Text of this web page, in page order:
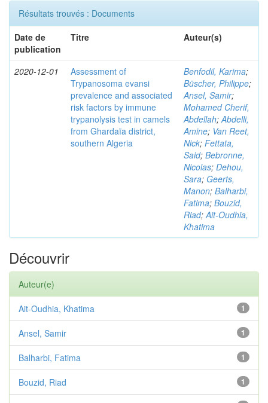
Résultats trouvés : Documents
Date de
publication
Titre Auteur(s)
2020-12-01
Assessment of
Trypanosoma evansi
prevalence and associated
risk factors by immune
trypanolysis test in camels
from Ghardaïa district,
southern Algeria
Benfodil, Karima;
Büscher, Philippe;
Ansel, Samir;
Mohamed Cherif,
Abdellah;Abdelli,
Amine; Van Reet,
Nick; Fettata,
Said; Bebronne,
Nicolas; Dehou,
Sara; Geerts,
Manon; Balharbi,
Fatima; Bouzid,
Riad;Ait-Oudhia,
Khatima
Découvrir
Auteur(e)
1
Ait-Oudhia, Khatima
1
Ansel, Samir
1
Balharbi, Fatima
1
Bouzid, Riad